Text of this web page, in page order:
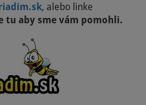
, alebo linke
tu aby sme vám pomohli.